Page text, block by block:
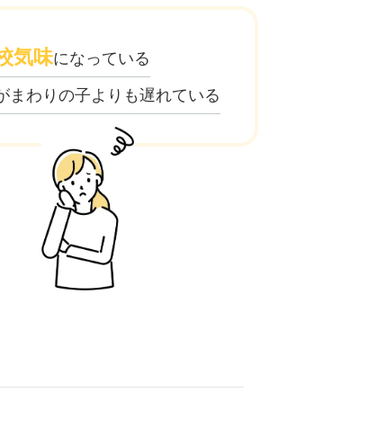
気味になっている
まわりの子よりも遅れている